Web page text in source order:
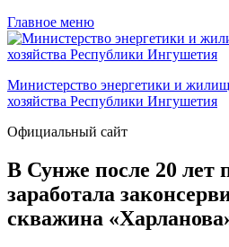
Главное меню
Министерство энергетики и
хозяйства Республики Ингушетия
Официальный сайт
В Сунже после 20 лет
заработала
скважина